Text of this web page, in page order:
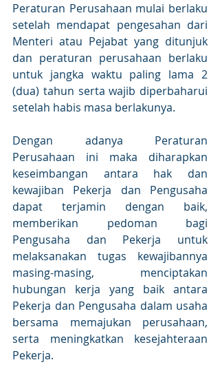
Peraturan Perusahaan mulai berlaku
setelah mendapat pengesahan dari
Menteri atau Pejabat yang ditunjuk
dan peraturan perusahaan berlaku
untuk jangka waktu paling lama 2
(dua) tahun serta wajib diperbaharui
setelah habis masa berlakunya.
Dengan adanya Peraturan
Perusahaan ini maka diharapkan
keseimbangan antara hak dan
kewajiban Pekerja dan Pengusaha
dapat terjamin dengan baik,
memberikan pedoman bagi
Pengusaha dan Pekerja untuk
melaksanakan tugas kewajibannya
masing-masing, menciptakan
hubungan kerja yang baik antara
Pekerja dan Pengusaha dalam usaha
bersama memajukan perusahaan,
serta meningkatkan kesejahteraan
Pekerja.